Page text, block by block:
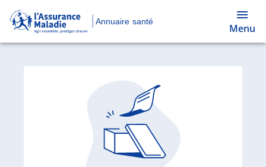
Annuaire santé
Menu